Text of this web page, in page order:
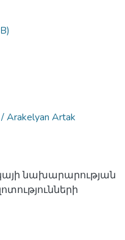
Artak
նախարարության